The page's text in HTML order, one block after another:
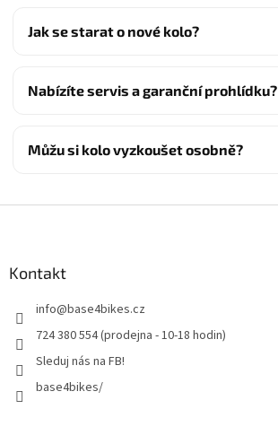
Jak se starat o nové kolo?
Nabízíte servis a garanční prohlídku?
Můžu si kolo vyzkoušet osobně?
Kontakt
info@base4bikes.cz
724 380 554 (prodejna - 10-18 hodin)
Sleduj nás na FB!
base4bikes/